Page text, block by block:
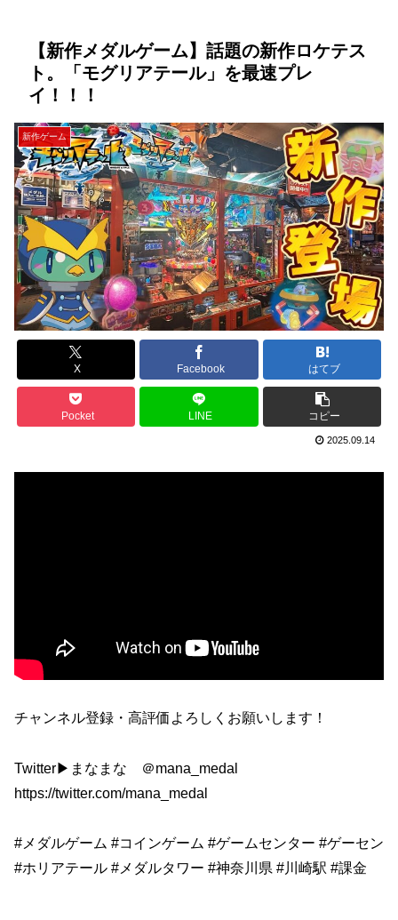
【新作メダルゲーム】話題の新作ロケテス
ト。「モグリアテール」を最速プレ
イ！！！
新作ゲーム
X Facebook はてブ
Pocket LINE コピー
2025.09.14
チャンネル登録・高評価よろしくお願いします！
Twitter▶︎まなまな ＠mana_medal
https://twitter.com/mana_medal
#メダルゲーム #コインゲーム #ゲームセンター #ゲーセン
#ホリアテール #メダルタワー #神奈川県 #川崎駅 #課金